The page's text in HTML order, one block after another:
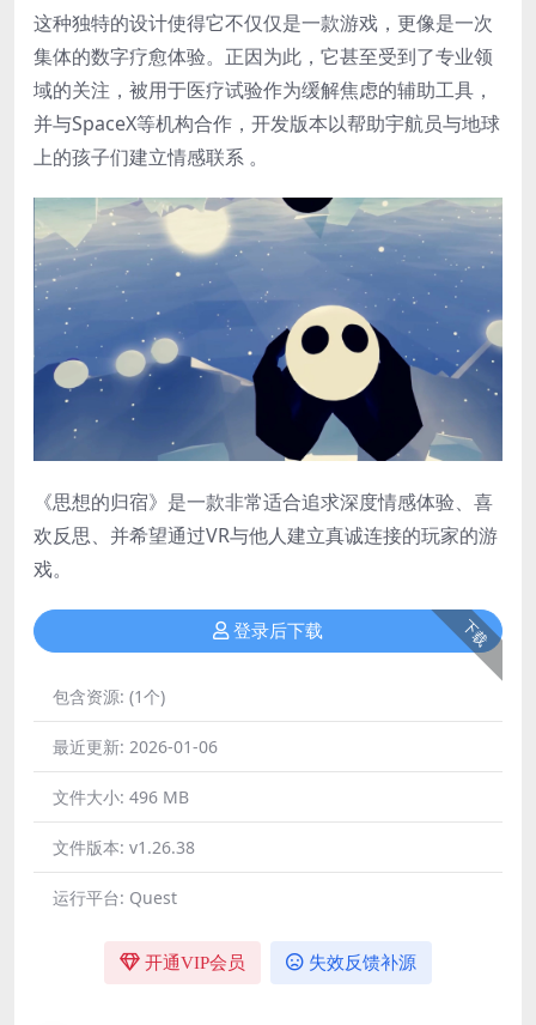
这种独特的设计使得它不仅仅是一款游戏，更像是一次
集体的数字疗愈体验。正因为此，它甚至受到了专业领
域的关注，被用于医疗试验作为缓解焦虑的辅助工具，
并与SpaceX等机构合作，开发版本以帮助宇航员与地球
上的孩子们建立情感联系 。
《思想的归宿》是一款非常适合追求深度情感体验、喜
欢反思、并希望通过VR与他人建立真诚连接的玩家的游
戏。
下载
登录后下载
包含资源: (1个)
最近更新: 2026-01-06
文件大小: 496 MB
文件版本: v1.26.38
运行平台: Quest
开通VIP会员 失效反馈补源